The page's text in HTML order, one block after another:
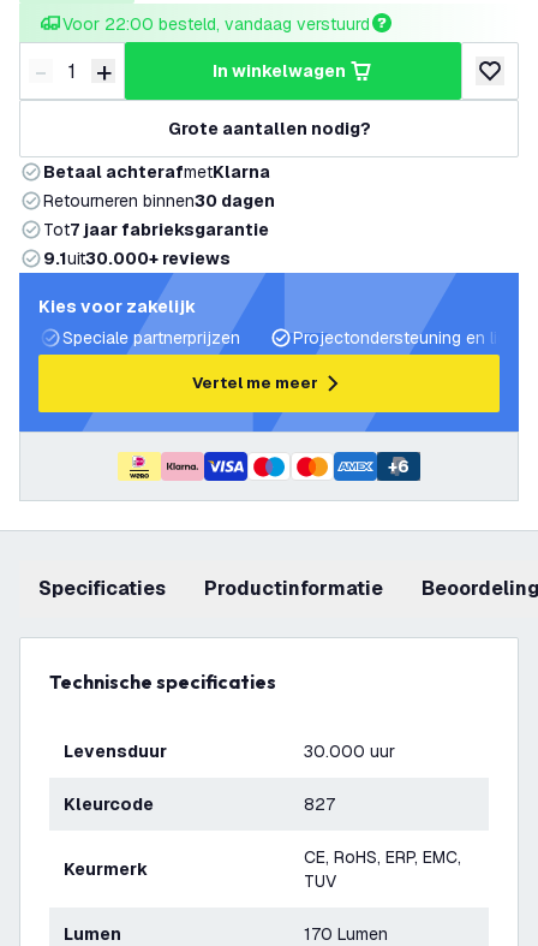
Voor 22:00 besteld, vandaag verstuurd
Verminder hoeveelheid
- Verhoog hoeveelheid
+ in winkelwagen
Grote aantallen nodig?
Betaal achterafmetKlarna
Retourneren binnen30 dagen
Tot7 jaar fabrieksgarantie
9.1uit30.000+ reviews
Kies voor zakelijk
Speciale partnerprijzen
Projectondersteuning en
Vertel me meer
+6
Specificaties productinformatie
Technische specificaties
Levensduur 30.000 uur
Kleurcode 827
Keurmerk
CE, RoHS, ERP, EMC,
TUV
Lumen 170 Lumen